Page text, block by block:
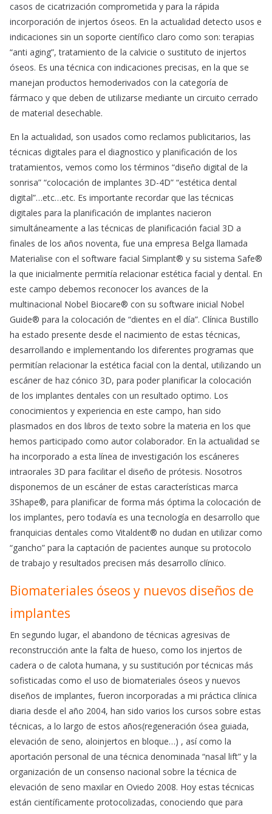
casos de cicatrización comprometida y para la rápida
incorporación de injertos óseos. En la actualidad detecto usos e
indicaciones sin un soporte científico claro como son: terapias
“anti aging”, tratamiento de la calvicie o sustituto de injertos
óseos. Es una técnica con indicaciones precisas, en la que se
manejan productos hemoderivados con la categoría de
fármaco y que deben de utilizarse mediante un circuito cerrado
de material desechable.
En la actualidad, son usados como reclamos publicitarios, las
técnicas digitales para el diagnostico y planificación de los
tratamientos, vemos como los términos “diseño digital de la
sonrisa” “colocación de implantes 3D-4D” “estética dental
digital”…etc…etc. Es importante recordar que las técnicas
digitales para la planificación de implantes nacieron
simultáneamente a las técnicas de planificación facial 3D a
finales de los años noventa, fue una empresa Belga llamada
Materialise con el software facial Simplant® y su sistema Safe®
la que inicialmente permitía relacionar estética facial y dental. En
este campo debemos reconocer los avances de la
multinacional Nobel Biocare® con su software inicial Nobel
Guide® para la colocación de “dientes en el día”. Clínica Bustillo
ha estado presente desde el nacimiento de estas técnicas,
desarrollando e implementando los diferentes programas que
permitían relacionar la estética facial con la dental, utilizando un
escáner de haz cónico 3D, para poder planificar la colocación
de los implantes dentales con un resultado optimo. Los
conocimientos y experiencia en este campo, han sido
plasmados en dos libros de texto sobre la materia en los que
hemos participado como autor colaborador. En la actualidad se
ha incorporado a esta línea de investigación los escáneres
intraorales 3D para facilitar el diseño de prótesis. Nosotros
disponemos de un escáner de estas características marca
3Shape®, para planificar de forma más óptima la colocación de
los implantes, pero todavía es una tecnología en desarrollo que
franquicias dentales como Vitaldent® no dudan en utilizar como
“gancho” para la captación de pacientes aunque su protocolo
de trabajo y resultados precisen más desarrollo clínico.
Biomateriales óseos y nuevos diseños de
implantes
En segundo lugar, el abandono de técnicas agresivas de
reconstrucción ante la falta de hueso, como los injertos de
cadera o de calota humana, y su sustitución por técnicas más
sofisticadas como el uso de biomateriales óseos y nuevos
diseños de implantes, fueron incorporadas a mi práctica clínica
diaria desde el año 2004, han sido varios los cursos sobre estas
técnicas, a lo largo de estos años(regeneración ósea guiada,
elevación de seno, aloinjertos en bloque…) , así como la
aportación personal de una técnica denominada “nasal lift” y la
organización de un consenso nacional sobre la técnica de
elevación de seno maxilar en Oviedo 2008. Hoy estas técnicas
están científicamente protocolizadas, conociendo que para